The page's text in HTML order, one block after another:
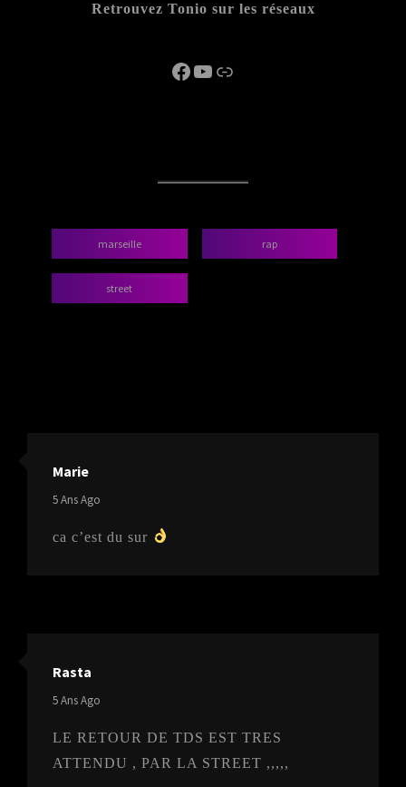
Retrouvez Tonio sur les réseaux
Facebook
YouTube
Lien
categories
marseille
rap
street
Marie
says:
5 Ans Ago
ca c’est du sur
Rasta
says:
5 Ans Ago
LE RETOUR DE TDS EST TRES
ATTENDU , PAR LA STREET ,,,,,